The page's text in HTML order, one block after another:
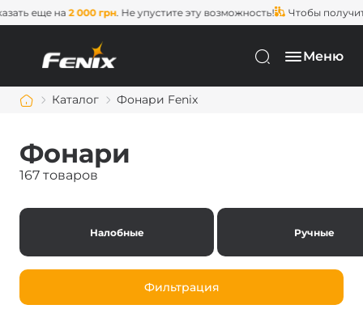
на2 000 грн. Не упустите эту возможность! Чтобы получить
Меню
Каталог Фонари Fenix
Фонари
167 товаров
Налобные Ручные
Фильтрация